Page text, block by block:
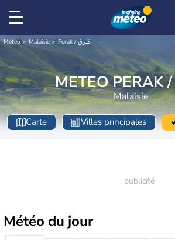
Météo Malaisie Perak / ڨيرق
Malaisie
Carte Villes principales
Météo du jour